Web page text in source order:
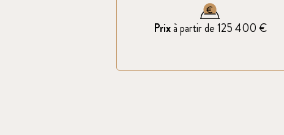
Prixà partir de 125 400 €